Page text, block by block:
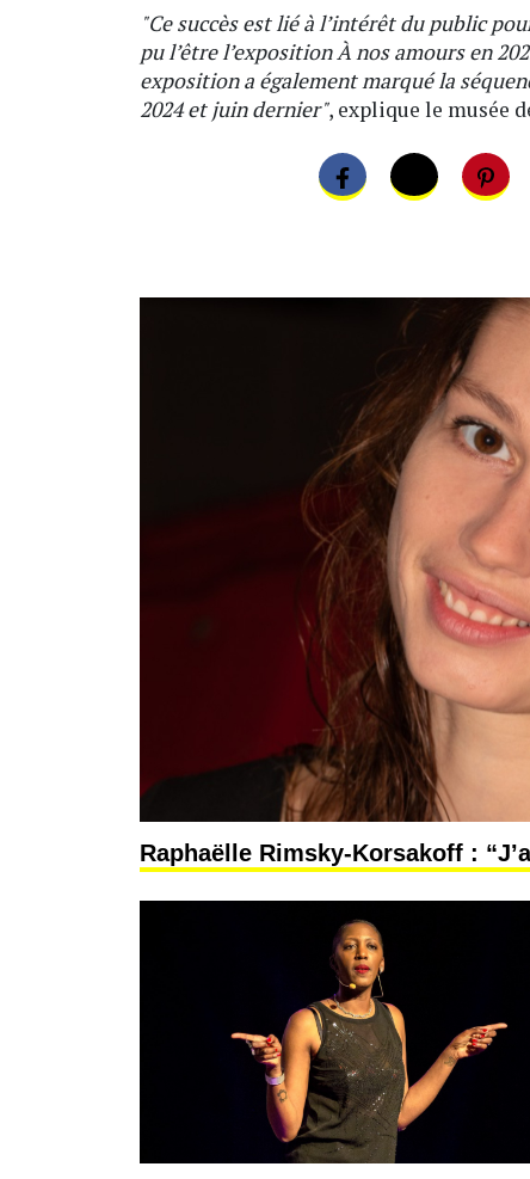
"Ce succès est lié à l’intérêt du public
pu l’être l’exposition À nos amours en
exposition a également marqué la
2024 et juin dernier", explique le musée
Raphaëlle Rimsky-Korsakoff :